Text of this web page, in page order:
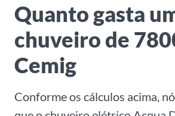
Quanto gasta
chuveiro de
Cemig
Conforme os cálculos acima,